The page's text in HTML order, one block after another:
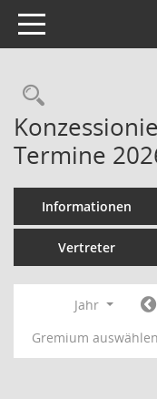
Toggle navigation
Termine
Informationen
Vertreter
Jahr
Gremium auswählen